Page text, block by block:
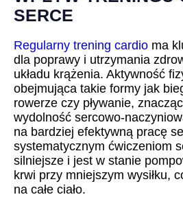
SERCE
Regularny trening cardio ma
dla poprawy i utrzymania
układu krążenia. Aktywność
obejmująca takie formy jak
rowerze czy pływanie,
wydolność sercowo-
na bardziej efektywną pracę
systematycznym ćwiczeniom
silniejsze i jest w stanie
krwi przy mniejszym wysiłku,
na całe ciało.